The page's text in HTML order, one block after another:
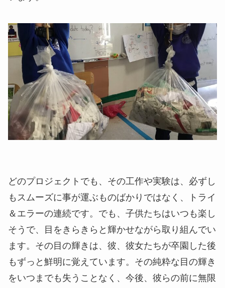
どのプロジェクトでも、その工作や実験は、必ずし
もスムーズに事が運ぶものばかりではなく、トライ
＆エラーの連続です。でも、子供たちはいつも楽し
そうで、目をきらきらと輝かせながら取り組んでい
ます。その目の輝きは、彼、彼女たちが卒園した後
もずっと鮮明に覚えています。その純粋な目の輝き
をいつまでも失うことなく、今後、彼らの前に無限